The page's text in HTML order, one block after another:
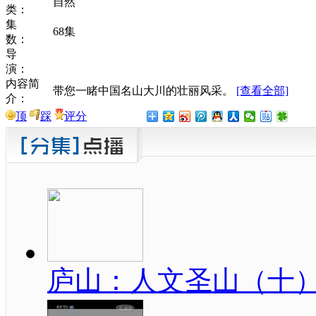
类：
集
数：
68集
导
演：
内容简
介：
带您一睹中国名山大川的壮丽风采。 [查看全部]
顶 踩 评分
庐山：人文圣山（十